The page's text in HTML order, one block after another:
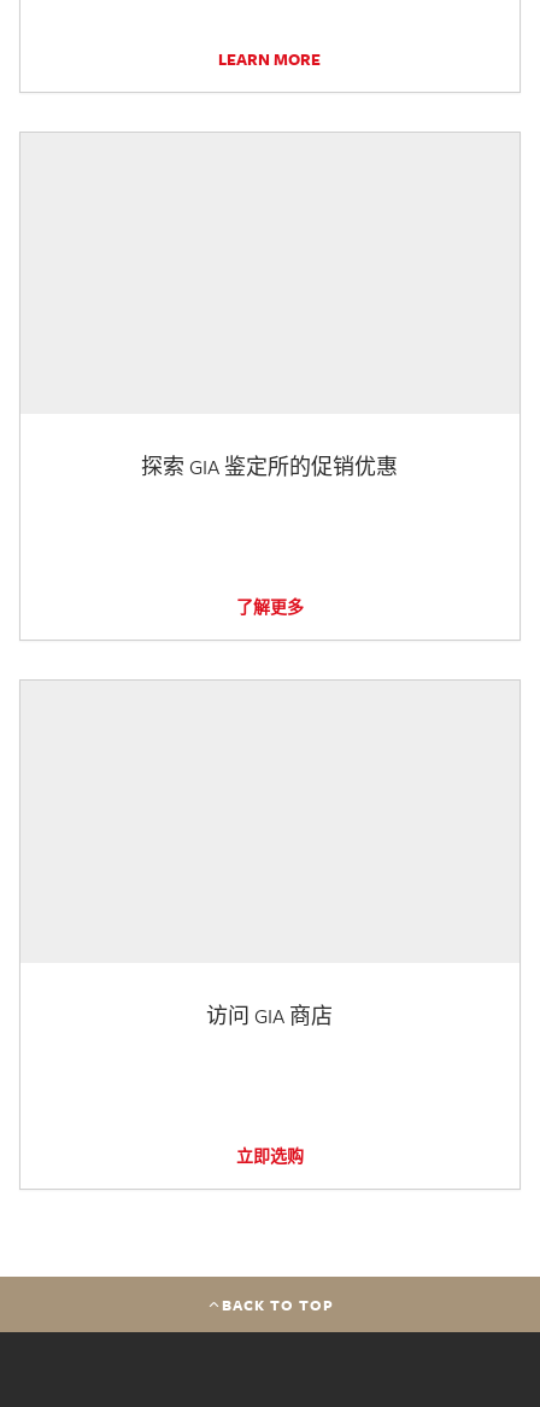
LEARN MORE
探索 GIA 鉴定所的促销优惠
了解更多
访问 GIA 商店
立即选购
BACK TO TOP